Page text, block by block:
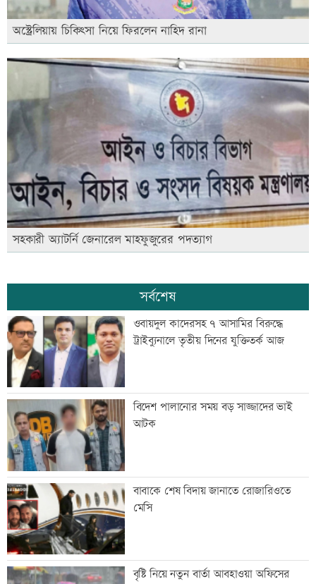
অস্ট্রেলিয়ায় চিকিৎসা নিয়ে ফিরলেন নাহিদ রানা
সহকারী অ্যাটর্নি জেনারেল মাহফুজুরের পদত্যাগ
সর্বশেষ
ওবায়দুল কাদেরসহ ৭ আসামির বিরুদ্ধে
ট্রাইব্যুনালে তৃতীয় দিনের যুক্তিতর্ক আজ
বিদেশ পালানোর সময় বড় সাজ্জাদের ভাই
আটক
বাবাকে শেষ বিদায় জানাতে রোজারিওতে
মেসি
বৃষ্টি নিয়ে নতুন বার্তা আবহাওয়া অফিসের